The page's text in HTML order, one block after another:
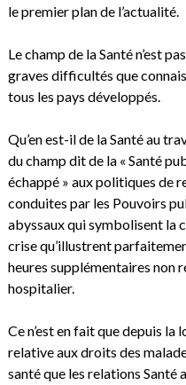
le premier plan de l’actualité.
Le champ de la Santé n’est
graves difficultés que
tous les pays développés.
Qu’en est-il de la Santé au
du champ dit de la « Santé
échappé » aux politiques de
conduites par les Pouvoirs
abyssaux qui symbolisent la
crise qu’illustrent
heures supplémentaires non
hospitalier.
Ce n’est en fait que depuis
relative aux droits des
santé que les relations Santé